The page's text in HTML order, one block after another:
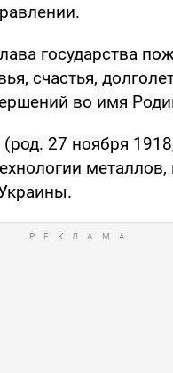
государства
счастья,
во имя
27 ноября